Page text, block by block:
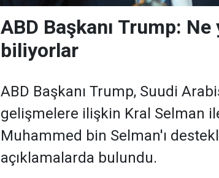
ABD Başkanı Trump: Ne
biliyorlar
ABD Başkanı Trump, Suudi
gelişmelere ilişkin Kral Selman
Muhammed bin Selman'ı
açıklamalarda bulundu.